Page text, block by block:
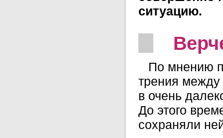
ситуацию.
По мнению
трения между
в очень
До этого
сохраняли